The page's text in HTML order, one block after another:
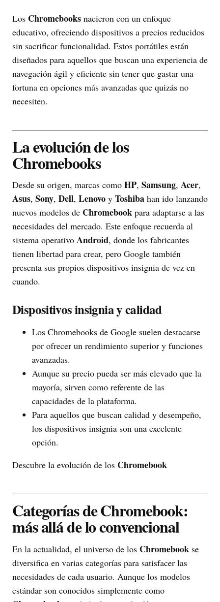
Los Chromebooks nacieron con un enfoque
educativo, ofreciendo dispositivos a precios reducidos
sin sacrificar funcionalidad. Estos portátiles están
diseñados para aquellos que buscan una experiencia de
navegación ágil y eficiente sin tener que gastar una
fortuna en opciones más avanzadas que quizás no
necesiten.
La evolución de los
Chromebooks
Desde su origen, marcas como HP, Samsung, Acer,
Asus, Sony, Dell, Lenovo y Toshiba han ido lanzando
nuevos modelos de Chromebook para adaptarse a las
necesidades del mercado. Este enfoque recuerda al
sistema operativo Android, donde los fabricantes
tienen libertad para crear, pero Google también
presenta sus propios dispositivos insignia de vez en
cuando.
Dispositivos insignia y calidad
Los Chromebooks de Google suelen destacarse
por ofrecer un rendimiento superior y funciones
avanzadas.
Aunque su precio pueda ser más elevado que la
mayoría, sirven como referente de las
capacidades de la plataforma.
Para aquellos que buscan calidad y desempeño,
los dispositivos insignia son una excelente
opción.
Descubre la evolución de los Chromebook
Categorías de Chromebook:
más allá de lo convencional
En la actualidad, el universo de los Chromebook se
diversifica en varias categorías para satisfacer las
necesidades de cada usuario. Aunque los modelos
estándar son conocidos simplemente como